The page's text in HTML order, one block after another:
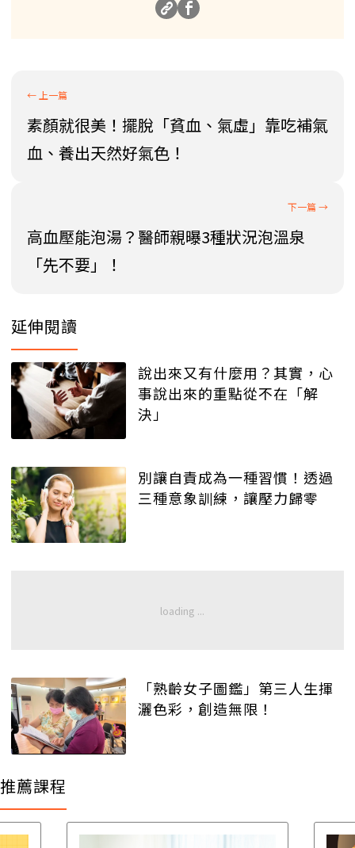
素顏就很美！擺脫「貧血、氣虛」靠吃補氣
血、養出天然好氣色！
高血壓能泡湯？醫師親曝3種狀況泡溫泉
「先不要」！
延伸閱讀
說出來又有什麼用？其實，心
事說出來的重點從不在「解
決」
別讓自責成為一種習慣！透過
三種意象訓練，讓壓力歸零
「熟齡女子圖鑑」第三人生揮
灑色彩，創造無限！
推薦課程